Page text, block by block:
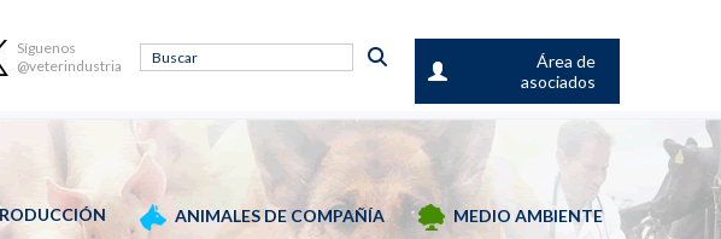
Área de
asociados
Síguenos
@veterindustria
ANIMALES DE COMPAÑÍA MEDIO AMBIENTE